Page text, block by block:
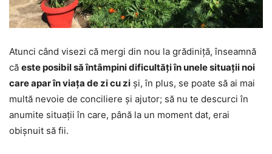
Atunci când visezi că mergi din nou la grădiniță, înseamnă
că este posibil să întâmpini dificultăți în unele situații noi
care apar în viața de zi cu zi și, în plus, se poate să ai mai
multă nevoie de conciliere și ajutor; să nu te descurci în
anumite situații în care, până la un moment dat, erai
obișnuit să fii.